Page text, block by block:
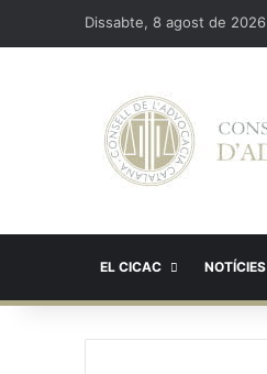
Dissabte, 8 agost de 2026
EL CICAC NOTÍCIES